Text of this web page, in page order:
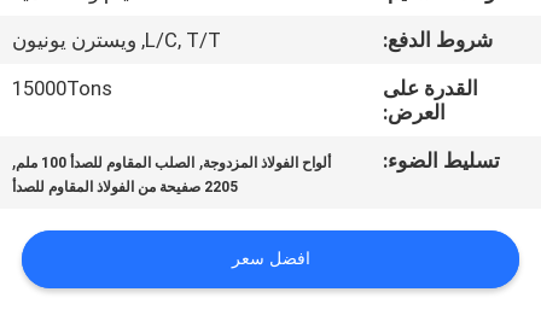
أخبار
حالات
COMPANY
NEWS
شروط الدفع:
L/C, T/T, ويسترن يونيون
القدرة على
العرض:
15000Tons
تسليط الضوء: ألواح الفولاذ المزدوجة, الصلب المقاوم للصدأ 100 ملم ,
2205 صفيحة من الفولاذ المقاوم للصدأ
افضل سعر